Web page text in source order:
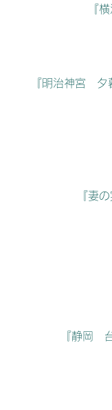
『横
『明治神宮　夕
『妻
『静岡　